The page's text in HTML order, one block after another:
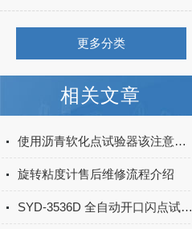
更多分类
相关文章
使用沥青软化点试验器该注意的一定要注意
旋转粘度计售后维修流程介绍
SYD-3536D 全自动开口闪点试验器使用步骤和注意事项